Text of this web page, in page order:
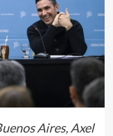
Aires, Axel